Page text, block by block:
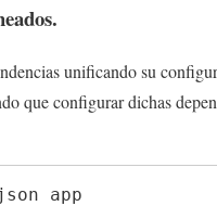
unificando su
que configurar dichas
app